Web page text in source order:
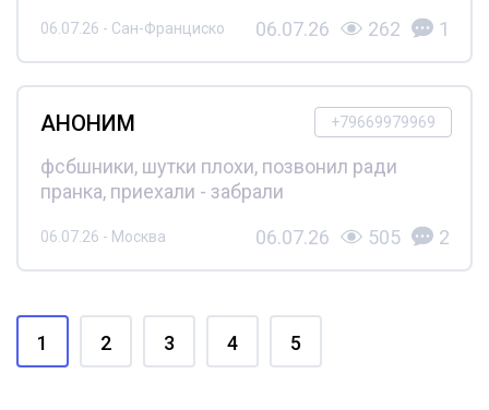
06.07.26 - Сан-Франциско 06.07.26 262 1
+79669979969
АНОНИМ
фсбшники, шутки плохи, позвонил ради
пранка, приехали - забрали
06.07.26 - Москва 06.07.26 505 2
1 2 3 4 5